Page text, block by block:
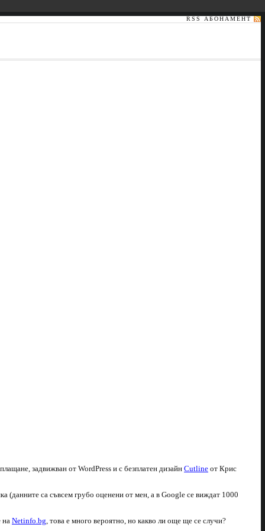
RSS АБОНАМЕНТ
задвижван от WordPress и с безплатен дизайн Cutline от Крис
(данните са съвсем грубо оценени от мен, а в Google се виждат 1000
на Netinfo.bg, това е много вероятно, но какво ли още ще се случи?